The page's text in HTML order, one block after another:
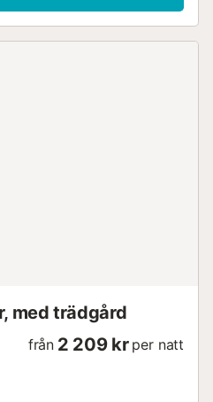
med trädgård
från 2 209 kr per natt